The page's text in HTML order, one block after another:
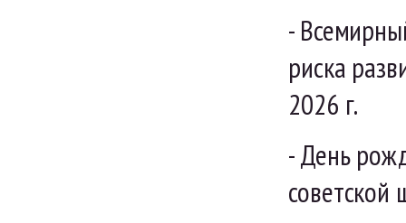
-
риска
2026 г.
- День